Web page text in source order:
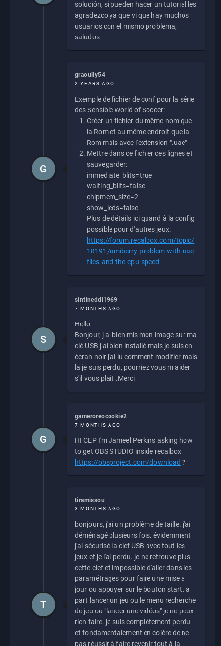
solución, si pueden hacer un tutorial les
agradezco ya que vi que hay muchos
usuarios con el mismo problema,
saludos
graoully54
2 YEARS AGO
Exemple de fichier de conf pour la série
des Sensible World of Soccer:
Créer un fichier du même nom que
la Rom et au même endroit que la
Rom mais avec l'extension ".uae"
Mettre dans ce fichier ces lignes et
sauvegarder:
immediate_blits=true
waiting_blits=false
chipmem_size=2
show_leds=false
Plus de détails ici quand à la config
possible pour d'autres jeux:
https://forum.recalbox.com/topic/
18191/amiberry-problem-with-uae-
files-and-the-cpu-speed
G
sintineddi1969
7 MONTHS AGO
Hello
Bonjour, j ai bien mis mon image sur ma
clé USB j ai bien installé mais je suis en
écran noir j'ai lu comment modifier mais
la je suis perdu, pourriez vous m aider
s'il vous plait .Merci
S
gameroreocookie2
7 MONTHS AGO
HI CEP I'm Jameel Perkins asking how
to get OBS STUDIO inside recalbox
https://obsproject.com/download ?
G
tiramissou
3 MONTHS AGO
bonjours, j'ai un problème de taille. j'ai
déménagé plusieurs fois, évidemment
j'ai sécurisé la clef USB avec tout les
jeux et je l'ai perdu. je ne retrouve plus
cette clef et impossible d'aller dans les
paramétrages pour faire une mise a
jour ou appuyer sur le bouton start. a
part lancer un jeu ou le menu recherche
de jeu ou "lancer une vidéos" je ne peux
rien faire. je suis complètement perdu
et fondamentalement en colère de ne
pas réussir à faire revenir tout à la
T